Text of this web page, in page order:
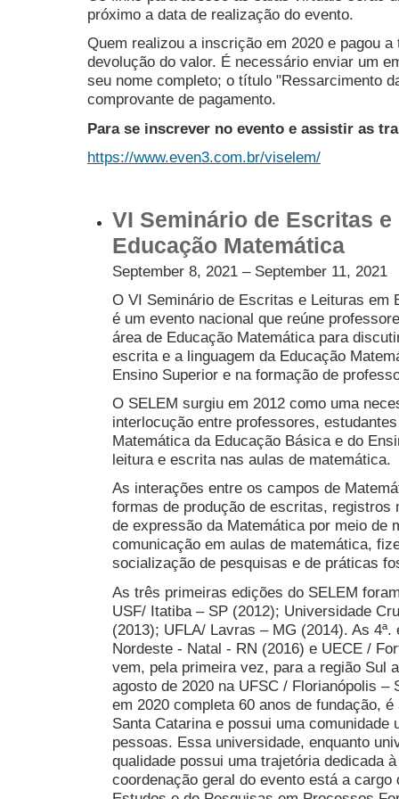
próximo a data de realização do evento.
Quem realizou a inscrição em 2020 e pagou
devolução do valor. É necessário enviar um
seu nome completo; o título "Ressarcimento
comprovante de pagamento.
Para se inscrever no evento e assistir as
https://www.even3.com.br/viselem/
VI Seminário de Escritas
Educação Matemática
September 8, 2021 – September 11, 2021
O VI Seminário de Escritas e Leituras em
é um evento nacional que reúne
área de Educação Matemática para
escrita e a linguagem da Educação
Ensino Superior e na formação de
O SELEM surgiu em 2012 como uma
interlocução entre professores,
Matemática da Educação Básica e do
leitura e escrita nas aulas de matemática.
As interações entre os campos de
formas de produção de escritas,
de expressão da Matemática por meio de
comunicação em aulas de matemática,
socialização de pesquisas e de práticas
As três primeiras edições do SELEM
USF/ Itatiba – SP (2012); Universidade
(2013); UFLA/ Lavras – MG (2014). As
Nordeste - Natal - RN (2016) e UECE /
vem, pela primeira vez, para a região Sul
agosto de 2020 na UFSC / Florianópolis –
em 2020 completa 60 anos de fundação,
Santa Catarina e possui uma
pessoas. Essa universidade, enquanto
qualidade possui uma trajetória dedicada
coordenação geral do evento está a cargo